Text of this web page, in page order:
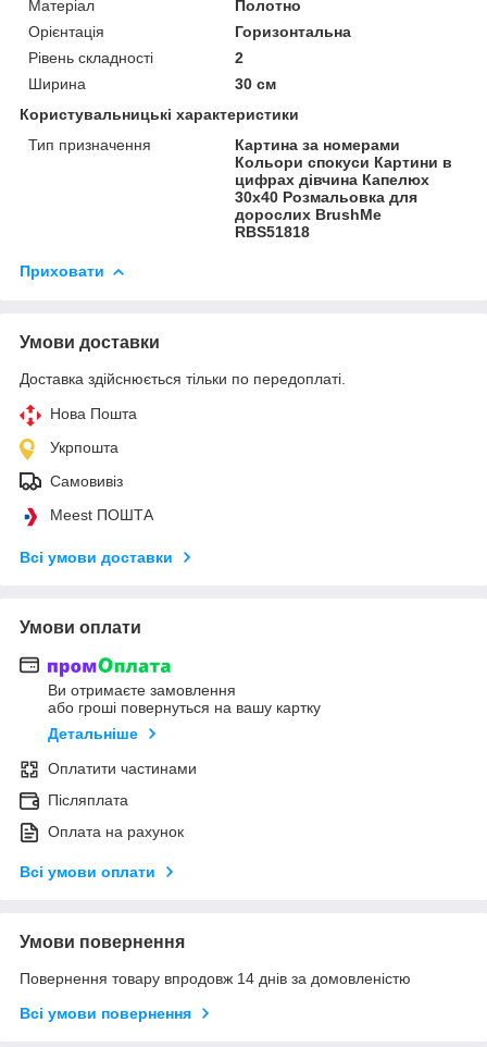
Матеріал
Полотно
Орієнтація
Горизонтальна
Рівень складності
2
Ширина
30 см
Користувальницькі характеристики
Тип призначення
Картина за номерами
Кольори спокуси Картини в
цифрах дівчина Капелюх
30x40 Розмальовка для
дорослих BrushMe
RBS51818
Приховати
Умови доставки
Доставка здійснюється тільки по передоплаті.
Нова Пошта
Укрпошта
Самовивіз
Meest ПОШТА
Всі умови доставки
Умови оплати
Ви отримаєте замовлення
або гроші повернуться на вашу картку
Детальніше
Оплатити частинами
Післяплата
Оплата на рахунок
Всі умови оплати
Умови повернення
Повернення товару впродовж 14 днів за домовленістю
Всі умови повернення